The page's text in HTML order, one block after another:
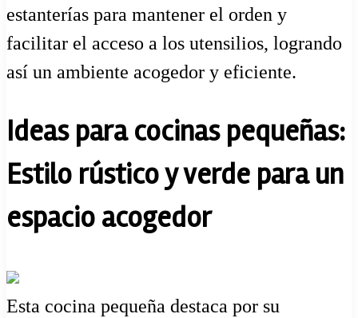
estanterías para mantener el orden y
facilitar el acceso a los utensilios, logrando
así un ambiente acogedor y eficiente.
Ideas para cocinas pequeñas:
Estilo rústico y verde para un
espacio acogedor
Esta cocina pequeña destaca por su